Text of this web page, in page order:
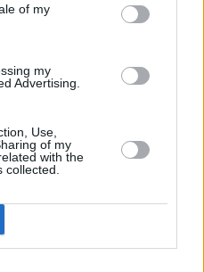
nuevo en este sitio web o
of my
my
Advertising.
Use,
of my
with the